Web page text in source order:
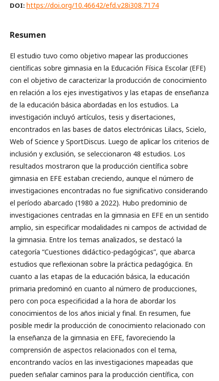
DOI: https://doi.org/10.46642/efd.v28i308.7174
Resumen
El estudio tuvo como objetivo mapear las producciones
científicas sobre gimnasia en la Educación Física Escolar (EFE)
con el objetivo de caracterizar la producción de conocimiento
en relación a los ejes investigativos y las etapas de enseñanza
de la educación básica abordadas en los estudios. La
investigación incluyó artículos, tesis y disertaciones,
encontrados en las bases de datos electrónicas Lilacs, Scielo,
Web of Science y SportDiscus. Luego de aplicar los criterios de
inclusión y exclusión, se seleccionaron 48 estudios. Los
resultados mostraron que la producción científica sobre
gimnasia en EFE estaban creciendo, aunque el número de
investigaciones encontradas no fue significativo considerando
el período abarcado (1980 a 2022). Hubo predominio de
investigaciones centradas en la gimnasia en EFE en un sentido
amplio, sin especificar modalidades ni campos de actividad de
la gimnasia. Entre los temas analizados, se destacó la
categoría “Cuestiones didáctico-pedagógicas”, que abarca
estudios que reflexionan sobre la práctica pedagógica. En
cuanto a las etapas de la educación básica, la educación
primaria predominó en cuanto al número de producciones,
pero con poca especificidad a la hora de abordar los
conocimientos de los años inicial y final. En resumen, fue
posible medir la producción de conocimiento relacionado con
la enseñanza de la gimnasia en EFE, favoreciendo la
comprensión de aspectos relacionados con el tema,
encontrando vacíos en las investigaciones mapeadas que
pueden señalar caminos para la producción científica, con